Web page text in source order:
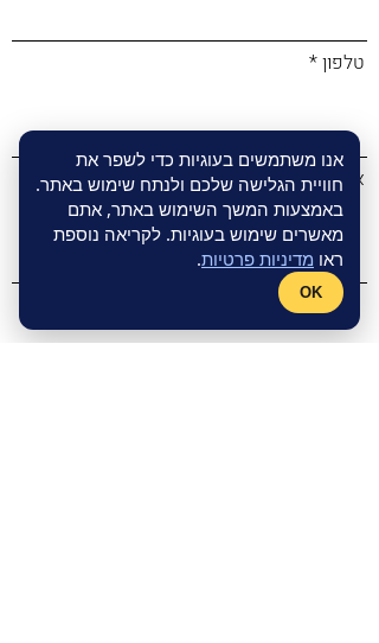
טלפון
אימייל
הודעה
אנו משתמשים בעוגיות כדי לשפר את
חוויית הגלישה שלכם ולנתח שימוש באתר.
באמצעות המשך השימוש באתר, אתם
מאשרים שימוש בעוגיות. לקריאה נוספת
ראו מדיניות פרטיות.
OK